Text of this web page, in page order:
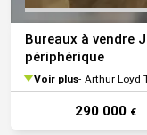
Bureaux à vendre
périphérique
Voir plus Arthur Loyd
290 000 €